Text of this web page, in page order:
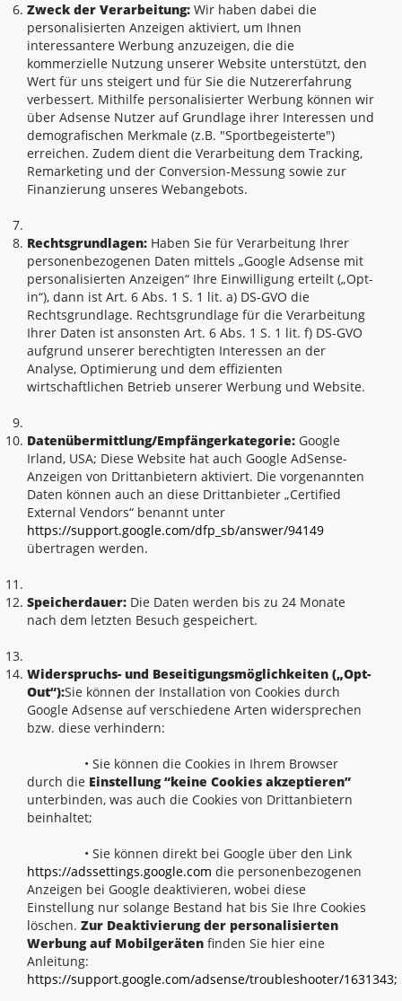
Zweck der Verarbeitung: Wir haben dabei die
personalisierten Anzeigen aktiviert, um Ihnen
interessantere Werbung anzuzeigen, die die
kommerzielle Nutzung unserer Website unterstützt, den
Wert für uns steigert und für Sie die Nutzererfahrung
verbessert. Mithilfe personalisierter Werbung können wir
über Adsense Nutzer auf Grundlage ihrer Interessen und
demografischen Merkmale (z.B. "Sportbegeisterte")
erreichen. Zudem dient die Verarbeitung dem Tracking,
Remarketing und der Conversion-Messung sowie zur
Finanzierung unseres Webangebots.
Rechtsgrundlagen: Haben Sie für Verarbeitung Ihrer
personenbezogenen Daten mittels „Google Adsense mit
personalisierten Anzeigen“ Ihre Einwilligung erteilt („Opt-
in“), dann ist Art. 6 Abs. 1 S. 1 lit. a) DS-GVO die
Rechtsgrundlage. Rechtsgrundlage für die Verarbeitung
Ihrer Daten ist ansonsten Art. 6 Abs. 1 S. 1 lit. f) DS-GVO
aufgrund unserer berechtigten Interessen an der
Analyse, Optimierung und dem effizienten
wirtschaftlichen Betrieb unserer Werbung und Website.
Datenübermittlung/Empfängerkategorie: Google
Irland, USA; Diese Website hat auch Google AdSense-
Anzeigen von Drittanbietern aktiviert. Die vorgenannten
Daten können auch an diese Drittanbieter „Certified
External Vendors“ benannt unter
https://support.google.com/dfp_sb/answer/94149
übertragen werden.
Speicherdauer: Die Daten werden bis zu 24 Monate
nach dem letzten Besuch gespeichert.
Widerspruchs- und Beseitigungsmöglichkeiten („Opt-
Out“):Sie können der Installation von Cookies durch
Google Adsense auf verschiedene Arten widersprechen
bzw. diese verhindern:
• Sie können die Cookies in Ihrem Browser
durch die Einstellung “keine Cookies akzeptieren”
unterbinden, was auch die Cookies von Drittanbietern
beinhaltet;
• Sie können direkt bei Google über den Link
https://adssettings.google.com die personenbezogenen
Anzeigen bei Google deaktivieren, wobei diese
Einstellung nur solange Bestand hat bis Sie Ihre Cookies
löschen. Zur Deaktivierung der personalisierten
Werbung auf Mobilgeräten finden Sie hier eine
Anleitung:
https://support.google.com/adsense/troubleshooter/1631343;